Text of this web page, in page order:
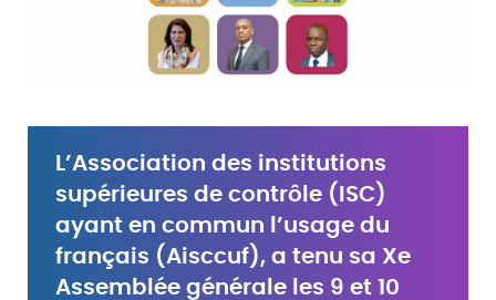
L’Association des institutions
supérieures de contrôle (ISC)
ayant en commun l’usage du
français (Aisccuf), a tenu sa Xe
Assemblée générale les 9 et 10